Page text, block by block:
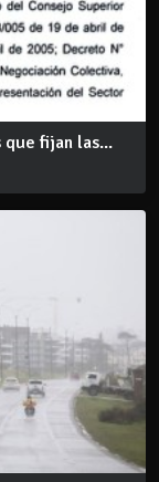
que fijan las...